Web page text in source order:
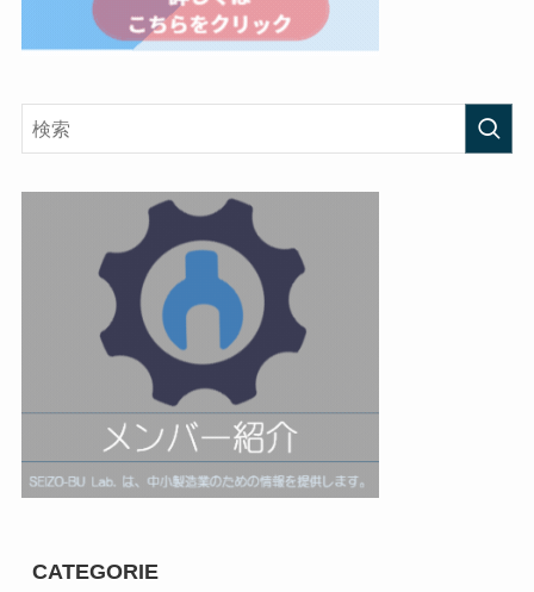
CATEGORIE